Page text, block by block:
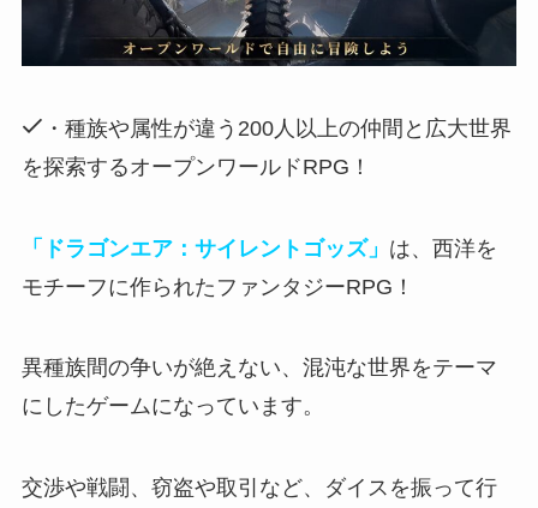
・種族や属性が違う200人以上の仲間と広大世界
を探索するオープンワールドRPG！
「ドラゴンエア：サイレントゴッズ」 は、西洋を
モチーフに作られたファンタジーRPG！
異種族間の争いが絶えない、混沌な世界をテーマ
にしたゲームになっています。
交渉や戦闘、窃盗や取引など、
ダイスを振って行